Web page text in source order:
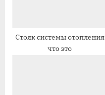
Стояк системы отопления
что это